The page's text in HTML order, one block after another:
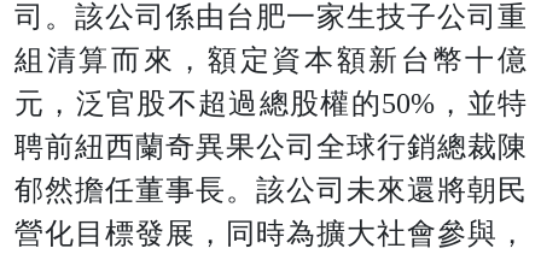
司。該公司係由台肥一家生技子公司重
組清算而來，額定資本額新台幣十億
元，泛官股不超過總股權的50% ，並特
聘前紐西蘭奇異果公司全球行銷總裁陳
郁然擔任董事長。該公司未來還將朝民
營化目標發展，同時為擴大社會參與，